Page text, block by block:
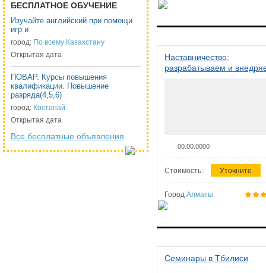
БЕСПЛАТНОЕ ОБУЧЕНИЕ
Изучайте английский при помощи
игр и
город: По всему Казахстану
Открытая дата
ПОВАР. Курсы повышения
квалификации. Повышение
разряда(4,5,6)
город: Костанай
Открытая дата
Все бесплатные объявления
Наставничество:
разрабатываем и
00.00.0000
Стоимость: Уточните
Город Алматы
Семинары в Тбилиси